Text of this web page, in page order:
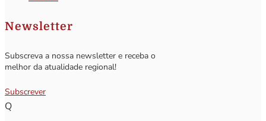
Newsletter
Subscreva a nossa newsletter e receba o
melhor da atualidade regional!
Subscrever
Q